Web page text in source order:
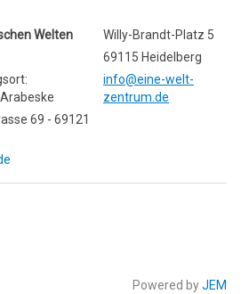
Welten
69 - 69121
Willy-Brandt-Platz 5
69115 Heidelberg
info@eine-welt-
zentrum.de
Powered byJEM